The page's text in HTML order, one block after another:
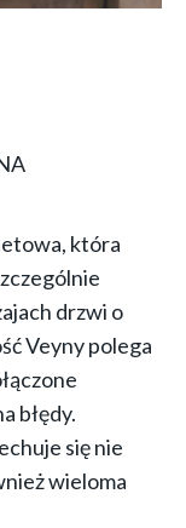
która
drzwi o
Veyny polega
błędy.
się nie
wieloma